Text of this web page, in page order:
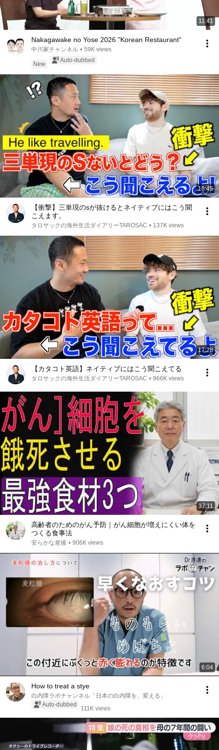
11:41
Nakagawake no Yose 2026 "Korean Restaurant"
中川家チャンネル • 59K views
New
Auto-dubbed
16:45
【衝撃】三単現のsが抜けるとネイティブにはこう聞
こえます。
タロサックの海外生活ダイアリーTAROSAC • 137K views
17:28
【カタコト英語】ネイティブにはこう聞こえてる
タロサックの海外生活ダイアリーTAROSAC • 966K views
37:11
高齢者のためのがん予防｜がん細胞が増えにくい体を
つくる食事法
安らかな老後 • 906K views
6:04
How to treat a stye
白内障ラボチャンネル「日本の白内障を、変える」
Auto-dubbed
111K views